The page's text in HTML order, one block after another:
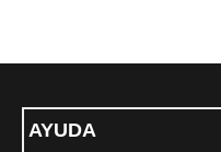
AYUDA